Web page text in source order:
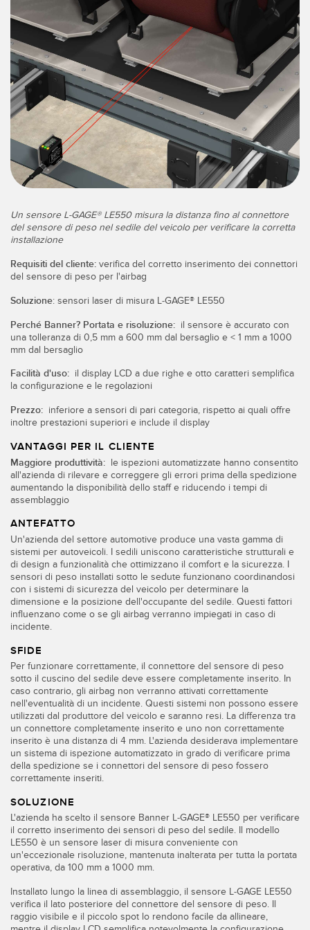
SENSORI
Sensori fotoelettrici
Laser per misurazione di distanza
Barriere di misura
3D Time-of-Flight
Sensori radar
Sensori a ultrasuoni
Fibra ottica
Sensori a forcella e di etichette
Sensori di temperatura
Sensori di monitoraggio delle condizioni
Sensori di monitoraggio delle condizioni wireless
Sensori di vibrazioni
ACCESSORI
ACCESSORI
Convertitori
Set cavo
SOFTWARE
Software di configurazione dei sensori wireless
Software interfaccia utente sensore
Software per sensori di misura Banner
TECNOLOGIA
Sensori con IO-Link
IIOT E LA FABBRICA
INTELLIGENTE
Protocolli di comunicazione industriali
Manutenzione predittiva
Manutenzione predittiva
Monitoraggio delle condizioni: manutenzione predittiva e
preventiva
Monitoraggio remoto
Overall Equipment Effectiveness (OEE)
Rilevamento del bordo iniziale
Monitoraggio del livello di un serbatoio
Lavaggio
IO-Link
Un sensore L-GAGE® LE550 misura la distanza fino al connettore
del sensore di peso nel sedile del veicolo per verificare la corretta
installazione
Requisiti del cliente: verifica del corretto inserimento dei connettori
del sensore di peso per l'airbag
Soluzione: sensori laser di misura L-GAGE® LE550
Perché Banner? Portata e risoluzione: il sensore è accurato con
una tolleranza di 0,5 mm a 600 mm dal bersaglio e < 1 mm a 1000
mm dal bersaglio
Facilità d'uso: il display LCD a due righe e otto caratteri semplifica
la configurazione e le regolazioni
Prezzo: inferiore a sensori di pari categoria, rispetto ai quali offre
inoltre prestazioni superiori e include il display
VANTAGGI PER IL CLIENTE
Maggiore produttività: le ispezioni automatizzate hanno consentito
all'azienda di rilevare e correggere gli errori prima della spedizione
aumentando la disponibilità dello staff e riducendo i tempi di
assemblaggio
ANTEFATTO
Un'azienda del settore automotive produce una vasta gamma di
sistemi per autoveicoli. I sedili uniscono caratteristiche strutturali e
di design a funzionalità che ottimizzano il comfort e la sicurezza. I
sensori di peso installati sotto le sedute funzionano coordinandosi
con i sistemi di sicurezza del veicolo per determinare la
dimensione e la posizione dell'occupante del sedile. Questi fattori
influenzano come o se gli airbag verranno impiegati in caso di
incidente.
SFIDE
Per funzionare correttamente, il connettore del sensore di peso
sotto il cuscino del sedile deve essere completamente inserito. In
caso contrario, gli airbag non verranno attivati correttamente
nell'eventualità di un incidente. Questi sistemi non possono essere
utilizzati dal produttore del veicolo e saranno resi. La differenza tra
un connettore completamente inserito e uno non correttamente
inserito è una distanza di 4 mm. L'azienda desiderava implementare
un sistema di ispezione automatizzato in grado di verificare prima
della spedizione se i connettori del sensore di peso fossero
correttamente inseriti.
SOLUZIONE
L'azienda ha scelto il sensore Banner L-GAGE® LE550 per verificare
il corretto inserimento dei sensori di peso del sedile. Il modello
LE550 è un sensore laser di misura conveniente con
un'eccezionale risoluzione, mantenuta inalterata per tutta la portata
operativa, da 100 mm a 1000 mm.
Installato lungo la linea di assemblaggio, il sensore L-GAGE LE550
verifica il lato posteriore del connettore del sensore di peso. Il
raggio visibile e il piccolo spot lo rendono facile da allineare,